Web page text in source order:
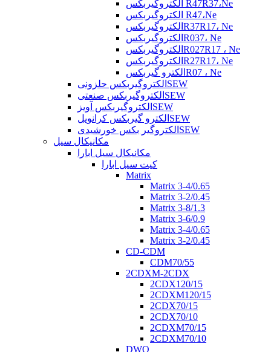
الکتروگیربکس R47R37،Ne
الکتروگیربکس R47،Ne
الکتروگیربکسR37R17، Ne
الکتروگیربکسR037، Ne
الکتروگیربکسR027R17 ، Ne
الکتروگیربکسR27R17، Ne
الکترو گیربکسR07 ، Ne
الکتروگیربکس حلزونیSEW
الکتروگیربکس صنعتیSEW
الکتروگیربکس آویزSEW
الکترو گیربکس کرانویلSEW
الکتروگیر بکس خورشیدیSEW
مکانیکال سیل
مکانیکال سیل ابارا
کیت سیل ابارا
Matrix
Matrix 3-4/0.65
Matrix 3-2/0.45
Matrix 3-8/1.3
Matrix 3-6/0.9
Matrix 3-4/0.65
Matrix 3-2/0.45
CD-CDM
CDM70/55
2CDXM-2CDX
2CDX120/15
2CDXM120/15
2CDX70/15
2CDX70/10
2CDXM70/15
2CDXM70/10
DWO